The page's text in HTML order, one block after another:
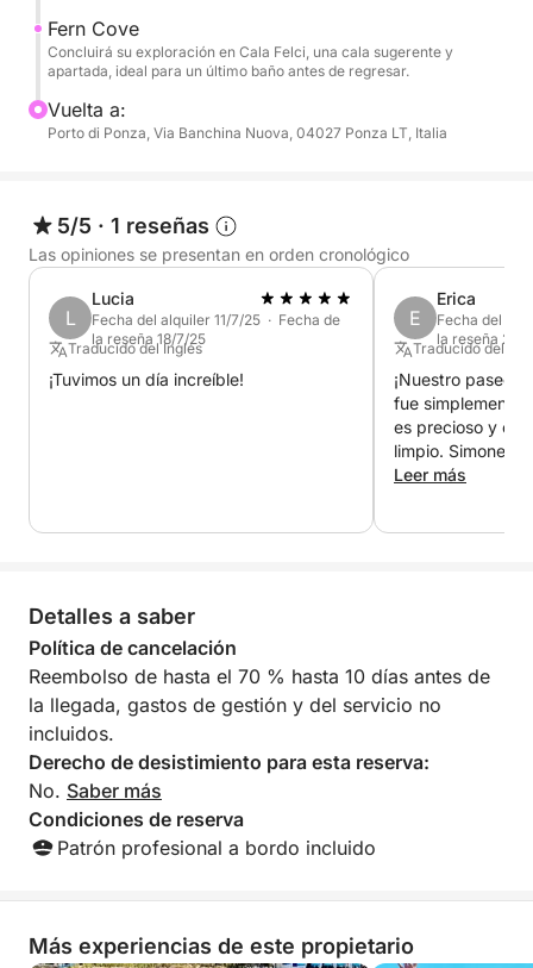
Fern Cove
Concluirá su exploración en Cala Felci, una cala sugerente y
apartada, ideal para un último baño antes de regresar.
Vuelta a:
Porto di Ponza, Via Banchina Nuova, 04027 Ponza LT, Italia
5/5 · 1 reseñas
Las opiniones se presentan en orden cronológico
L
Lucia
Fecha del alquiler 11/7/25 · Fecha de
la reseña 18/7/25
Traducido del Inglés
¡Tuvimos un día increíble!
E
Erica
Fecha del
la reseña 21/
Traducido del
¡Nuestro paseo
fue simplemente
es precioso y
limpio. Simone
Ponza y nos
Leer más
Detalles a saber
Política de cancelación
Reembolso de hasta el 70 % hasta 10 días antes de
la llegada, gastos de gestión y del servicio no
incluidos.
Derecho de desistimiento para esta reserva:
No. Saber más
Condiciones de reserva
Patrón profesional a bordo incluido
Más experiencias de este propietario